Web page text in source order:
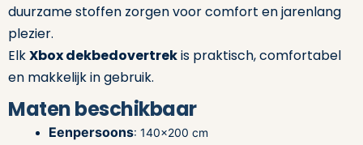
duurzame stoffen zorgen voor comfort en jarenlang
plezier.
ElkXbox dekbedovertrekis praktisch, comfortabel
en makkelijk in gebruik.
Maten beschikbaar
Eenpersoons: 140×200 cm